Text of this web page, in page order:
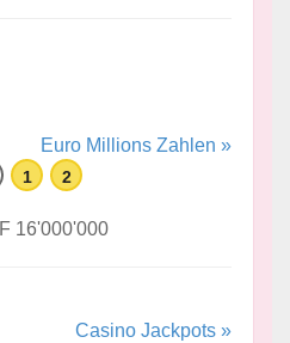
Euro Millions Zahlen »
1 2
16'000'000
Casino Jackpots »